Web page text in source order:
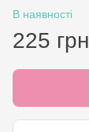
В наявності
225 грн